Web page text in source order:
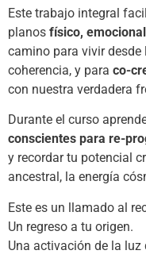
Este trabajo integral
planos físico,
camino para vivir desde
coherencia, y para co-
con nuestra verdadera
Durante el curso
conscientes para re-
y recordar tu potencial
ancestral, la energía
Este es un llamado al
Un regreso a tu origen.
Una activación de la